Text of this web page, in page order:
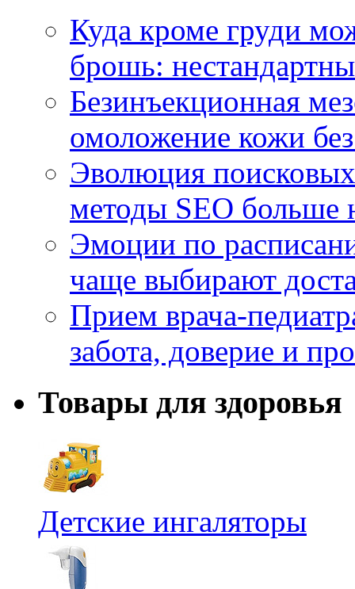
Куда кроме груди
брошь:
Безинъекционная
омоложение кожи
Эволюция
методы SEO больше
Эмоции по
чаще выбирают
Прием врача-
забота, доверие и
Товары для здоровья
Детские ингаляторы